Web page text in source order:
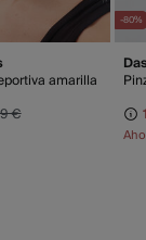
amarilla
€
-80%